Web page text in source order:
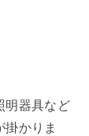
明器具など
かりま